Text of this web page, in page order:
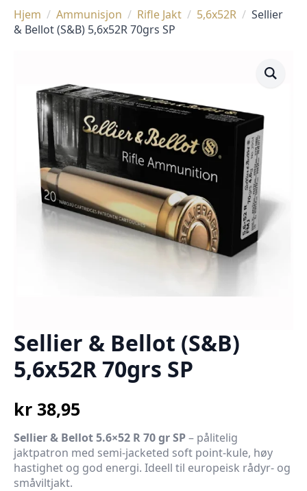
Hjem Ammunisjon Rifle Jakt 5,6x52R
Sellier
& Bellot (S&B) 5,6x52R 70grs SP
Sellier & Bellot (S&B)
5,6x52R 70grs SP
kr 38,95
Sellier & Bellot 5.6×52 R 70 gr SP– pålitelig
jaktpatron med semi-jacketed soft point-kule, høy
hastighet og god energi. Ideell til europeisk rådyr- og
småviltjakt.